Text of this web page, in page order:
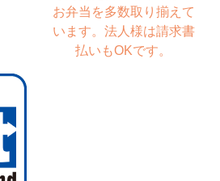
お弁当を多数取り揃えて
います。法人様は請求書
払いもOKです。